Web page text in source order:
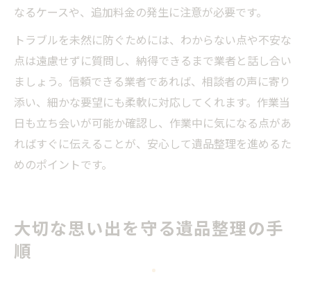
なるケースや、追加料金の発生に注意が必要です。
トラブルを未然に防ぐためには、わからない点や不安な
点は遠慮せずに質問し、納得できるまで業者と話し合い
ましょう。信頼できる業者であれば、相談者の声に寄り
添い、細かな要望にも柔軟に対応してくれます。作業当
日も立ち会いが可能か確認し、作業中に気になる点があ
ればすぐに伝えることが、安心して遺品整理を進めるた
めのポイントです。
大切な思い出を守る遺品整理の手
順